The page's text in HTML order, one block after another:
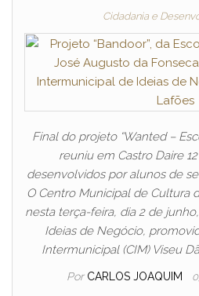
Cidadania e
Final do projeto “Wanted –
reuniu em Castro Daire
desenvolvidos por alunos de
O Centro Municipal de Cultura
nesta terça-feira, dia 2 de
Ideias de Negócio,
Intermunicipal (CIM) Viseu
Por CARLOS JOAQUIM